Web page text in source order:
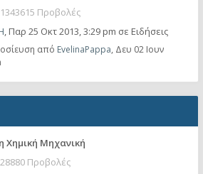
Προβολές
, Παρ 25 Οκτ 2013, 3:29 pm σε Ειδήσεις
από EvelinaPappa, Δευ 02 Ιουν
Χημική Μηχανική
Προβολές